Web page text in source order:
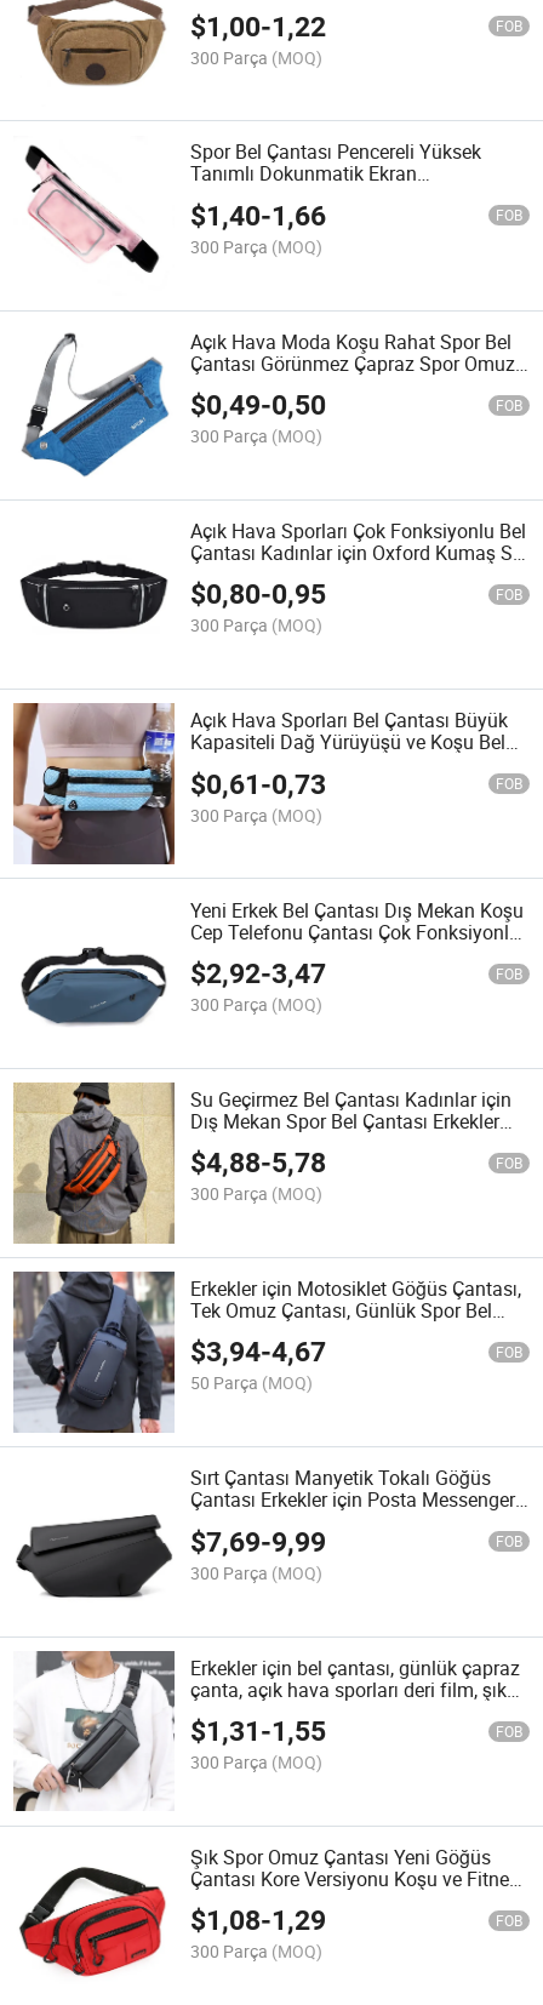
Uyumlu Bel Çantası
$1,00-1,22 FOB
300 Parça (MOQ)
Spor Bel Çantası Pencereli Yüksek
Tanımlı Dokunmatik Ekran
Ayarlanabilir Bel Kemeri Yansıtıcı
Taşınabilir Koşu Bel Çantası
$1,40-1,66 FOB
300 Parça (MOQ)
Açık Hava Moda Koşu Rahat Spor Bel
Çantası Görünmez Çapraz Spor Omuz
Çantası Izgara Uyumlu Mobil Bel
Çantası
$0,49-0,50 FOB
300 Parça (MOQ)
Açık Hava Sporları Çok Fonksiyonlu Bel
Çantası Kadınlar için Oxford Kumaş Su
Geçirmez Omuz Çantası Kadınlar için
Yakın Uyumlu Görünmez Koşu Telefon
Çantası Trendy
$0,80-0,95 FOB
300 Parça (MOQ)
Açık Hava Sporları Bel Çantası Büyük
Kapasiteli Dağ Yürüyüşü ve Koşu Bel
Telefonu Bel Çantası Askılı Kadınlar
için Yüksek Kalite Hissi
$0,61-0,73 FOB
300 Parça (MOQ)
Yeni Erkek Bel Çantası Dış Mekan Koşu
Cep Telefonu Çantası Çok Fonksiyonlu
Büyük Kapasiteli Göğüs Çantası Rahat
Tek Omuz Askılı Çanta
$2,92-3,47 FOB
300 Parça (MOQ)
Su Geçirmez Bel Çantası Kadınlar için
Dış Mekan Spor Bel Çantası Erkekler
için Moda Koşu Fitness Mikro Malzeme
Omuz Çantası
$4,88-5,78 FOB
300 Parça (MOQ)
Erkekler için Motosiklet Göğüs Çantası,
Tek Omuz Çantası, Günlük Spor Bel
Çantası, Küçük Sırt Çantası, Çok
Fonksiyonlu Askılı Erkek Çantası
$3,94-4,67 FOB
50 Parça (MOQ)
Sırt Çantası Manyetik Tokalı Göğüs
Çantası Erkekler için Posta Messenger
Sırt Çantası Spor Erkekler için Omuz
Çantası Trendy
$7,69-9,99 FOB
300 Parça (MOQ)
Erkekler için bel çantası, günlük çapraz
çanta, açık hava sporları deri film, şık
ve basit tek omuz çantası, logo
basılabilir
$1,31-1,55 FOB
300 Parça (MOQ)
Şık Spor Omuz Çantası Yeni Göğüs
Çantası Kore Versiyonu Koşu ve Fitness
Çantası Askılı Çanta Günlük ve Şık
Mobil Bel Çantası
$1,08-1,29 FOB
300 Parça (MOQ)